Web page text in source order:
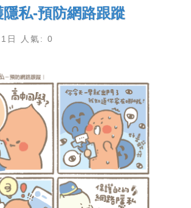
私-預防網路跟蹤
日 人氣: 0